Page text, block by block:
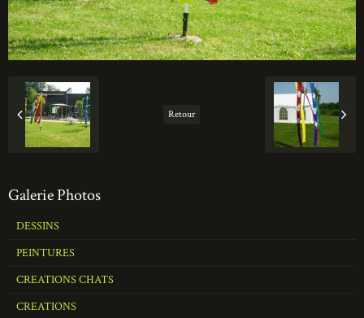
Retour
Galerie Photos
DESSINS
PEINTURES
CREATIONS CHATS
CREATIONS